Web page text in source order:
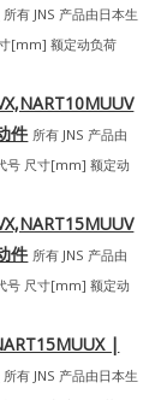
所有 JNS 产品由日本生
[mm] 额定动负荷
件 所有 JNS 产品由
号 尺寸[mm] 额定动
件 所有 JNS 产品由
号 尺寸[mm] 额定动
|
所有 JNS 产品由日本生